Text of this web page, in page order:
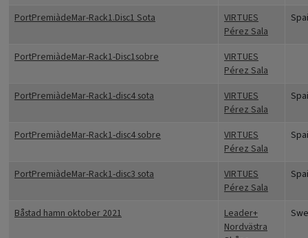
PortPremiàdeMar-Rack1.Disc1 Sota
VIRTUES
Pérez Sala
PortPremiàdeMar-Rack1-Disc1sobre
VIRTUES
Pérez Sala
PortPremiàdeMar-Rack1-disc4 sota
VIRTUES
Pérez Sala
PortPremiàdeMar-Rack1-disc4 sobre
VIRTUES
Pérez Sala
PortPremiàdeMar-Rack1-disc3 sota
VIRTUES
Pérez Sala
Båstad hamn oktober 2021
Leader+
Nordvästra